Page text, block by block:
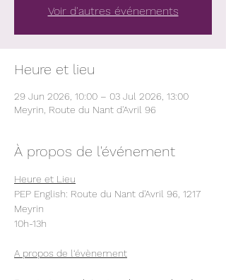
Voir d'autres événements
Heure et lieu
29 Jun 2026, 10:00 – 03 Jul 2026, 13:00
Meyrin, Route du Nant d'Avril 96
À propos de l'événement
Heure et Lieu
PEP English: Route du Nant d'Avril 96, 1217
Meyrin
10h-13h
A propos de l‘évènement